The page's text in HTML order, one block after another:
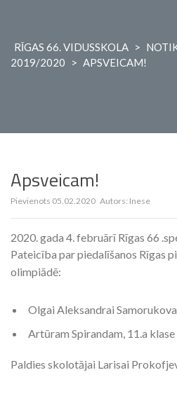
RĪGAS 66. VIDUSSKOLA >
2019/2020
> APSVEICAM!
Apsveicam!
Pievienots 05.02.2020 Autors: Inese
2020. gada 4. februārī Rīgas 66
Pateicība par piedalīšanos Rīgas
olimpiādē:
Olgai Aleksandrai
Artūram Spirandam, 11.a klase
Paldies skolotājai Larisai